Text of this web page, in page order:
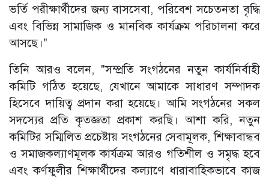
ভর্তি পরীক্ষার্থীদের জন্য বাসসেবা, পরিবেশ সচেতনতা বৃদ্ধি
এবং বিভিন্ন সামাজিক ও মানবিক কার্যক্রম পরিচালনা করে
আসছে।"
তিনি আরও বলেন, "সম্প্রতি সংগঠনের নতুন কার্যনির্বাহী
কমিটি গঠিত হয়েছে, যেখানে আমাকে সাধারণ সম্পাদক
হিসেবে দায়িত্ব প্রদান করা হয়েছে। আমি সংগঠনের সকল
সদস্যের প্রতি কৃতজ্ঞতা প্রকাশ করছি। আশা করি, নতুন
কমিটির সম্মিলিত প্রচেষ্টায় সংগঠনের সেবামূলক, শিক্ষাবান্ধব
ও সমাজকল্যাণমূলক কার্যক্রম আরও গতিশীল ও সমৃদ্ধ হবে
এবং কর্ণফুলীর শিক্ষার্থীদের কল্যাণে ধারাবাহিকভাবে কাজ